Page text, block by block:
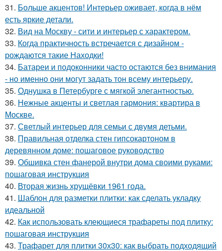
31. Больше акцентов! Интерьер оживает, когда в нём
есть яркие детали.
32. Вид на Москву - сити и интерьер с характером.
33. Когда практичность встречается с дизайном -
рождаются такие Находки!
34. Батареи и подоконники часто остаются без внимания
- но именно они могут задать тон всему интерьеру.
35. Однушка в Петербурге с мягкой элегантностью.
36. Нежные акценты и светлая гармония: квартира в
Москве.
37. Светлый интерьер для семьи с двумя детьми.
38. Правильная отделка стен гипсокартоном в
деревянном доме: пошаговое руководство
39. Обшивка стен фанерой внутри дома своими руками:
пошаговая инструкция
40. Вторая жизнь хрущёвки 1961 года.
41. Шаблон для разметки плитки: как сделать укладку
идеальной
42. Как использовать клеющиеся трафареты под плитку:
пошаговая инструкция
43. Трафарет для плитки 30х30: как выбрать подходящий